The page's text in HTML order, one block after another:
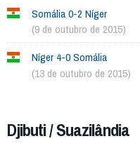
Somália 0-2 Níger
(9 de outubro de 2015)
Níger 4-0 Somália
(13 de outubro de 2015)
Djibuti / Suazilândia